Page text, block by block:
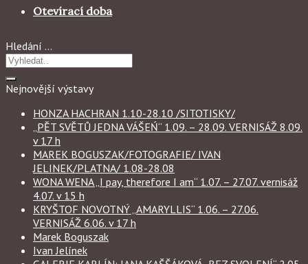
Otevírací doba
Hledání …
Nejnovější výstavy
HONZA HACHRAN 1.10-28.10 /SITOTISKY/
„PĚT SVĚTŮ JEDNA VÁŠEŃ“ 1.09. – 28.09. VERNISÁŽ 8.09.
v 17 h
MAREK BOGUSZAK/FOTOGRAFIE/ IVAN
JELINEK/PLATNA/ 1.08-28.08
WONA WENA „I pay, therefore I am“ 1.07. – 27.07. vernisáž
4.07. v 15 h
KRYŠTOF NOVOTNÝ „AMARYLLIS“ 1.06. – 27.06.
VERNISÁŽ 6.06. v 17 h
Marek Boguszak
Ivan Jelínek